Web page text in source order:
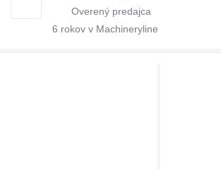
6 rokov v Machineryline